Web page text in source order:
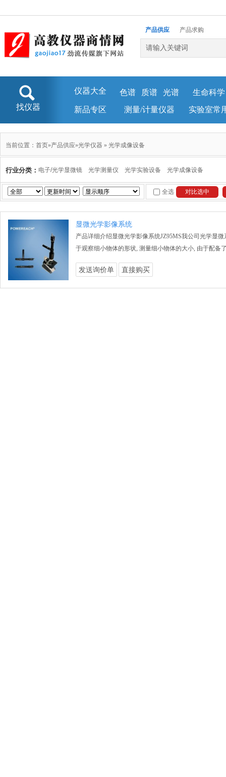
产品供应
产品求购
企业库
找仪器
仪器大全 色谱 质谱 光谱
生命科学
新品专区
测量/计量仪器 实验室常
当前位置： 首页»产品供应»光学仪器 » 光学成像设备
行业分类： 电子/光学显微镜 光学测量仪 光学实验设备 光学成像设备
全选
显微光学影像系统
产品详细介绍显微光学影像系统JZ95MS我公司光学显
于观察细小物体的形状, 测量细小物体的大小, 由于配备
发送询价单 直接购买